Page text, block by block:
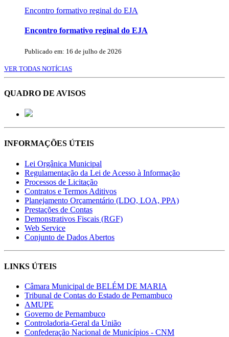
Encontro formativo reginal do EJA
Encontro formativo reginal do EJA
Publicado em: 16 de julho de 2026
VER TODAS NOTÍCIAS
QUADRO DE AVISOS
INFORMAÇÕES ÚTEIS
Lei Orgânica Municipal
Regulamentação da Lei de Acesso à Informação
Processos de Licitação
Contratos e Termos Aditivos
Planejamento Orçamentário (LDO, LOA, PPA)
Prestações de Contas
Demonstrativos Fiscais (RGF)
Web Service
Conjunto de Dados Abertos
LINKS ÚTEIS
Câmara Municipal de BELÉM DE MARIA
Tribunal de Contas do Estado de Pernambuco
AMUPE
Governo de Pernambuco
Controladoria-Geral da União
Confederação Nacional de Municípios - CNM